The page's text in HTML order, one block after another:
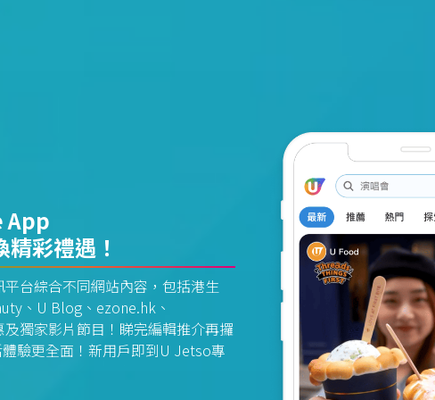
App
彩禮遇！
台綜合不同網站內容，包括港生
、U Blog、ezone.hk、
獨家影片節目！睇完編輯推介再攞
驗更全面！新用戶即到U Jetso專